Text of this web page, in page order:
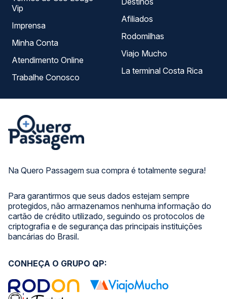
Na Quero Passagem sua compra é totalmente segura!
Para garantirmos que seus dados estejam sempre
protegidos, não armazenamos nenhuma informação do
cartão de crédito utilizado, seguindo os protocolos de
criptografia e de segurança das principais instituições
bancárias do Brasil.
Vip
Imprensa
Minha Conta
Atendimento Online
Trabalhe Conosco
Afiliados
Rodomilhas
Viajo Mucho
La terminal Costa Rica
CONHEÇA O GRUPO QP: